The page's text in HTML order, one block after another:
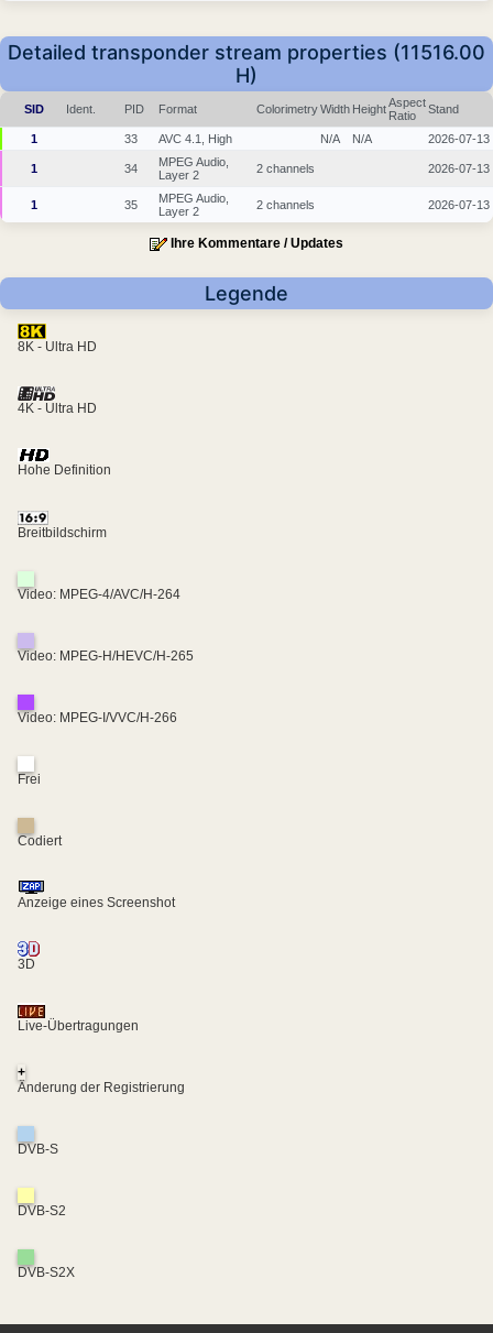
Detailed transponder stream properties (11516.00
H)
SID Ident. PID Format ColorimetryWidth HeightAspect
Ratio
Stand
1 33 AVC 4.1, High N/A N/A 2026-07-13
1 34
MPEG Audio,
Layer 2
2 channels 2026-07-13
1 35
MPEG Audio,
Layer 2
2 channels 2026-07-13
Ihre Kommentare / Updates
Legende
8K - Ultra HD
4K - Ultra HD
Hohe Definition
Breitbildschirm
Video: MPEG-4/AVC/H-264
Video: MPEG-H/HEVC/H-265
Video: MPEG-I/VVC/H-266
Frei
Codiert
Anzeige eines Screenshot
3D
Live-Übertragungen
+
Änderung der Registrierung
DVB-S
DVB-S2
DVB-S2X